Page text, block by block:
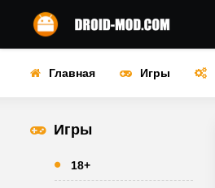
Главная Игры
Игры
18+